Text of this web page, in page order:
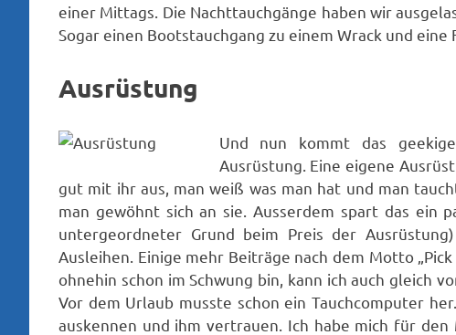
einer Mittags. Die Nachttauchgänge haben wir
Sogar einen Bootstauchgang zu einem Wrack und
Ausrüstung
Und nun kommt das
Ausrüstung. Eine eigene
gut mit ihr aus, man weiß was man hat und man
man gewöhnt sich an sie. Ausserdem spart das ein
untergeordneter Grund beim Preis der
Ausleihen. Einige mehr Beiträge nach dem Motto
ohnehin schon im Schwung bin, kann ich auch gleich
Vor dem Urlaub musste schon ein Tauchcomputer
auskennen und ihm vertrauen. Ich habe mich für